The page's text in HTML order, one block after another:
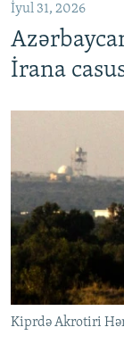
İyul 31, 2026
İrana
Kiprdə Akrotiri